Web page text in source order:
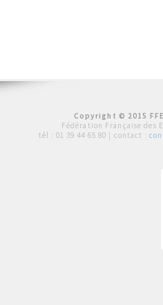
Copyright © 2015
Fédération Française des
tél : 01 39 44 65 80 | contact :